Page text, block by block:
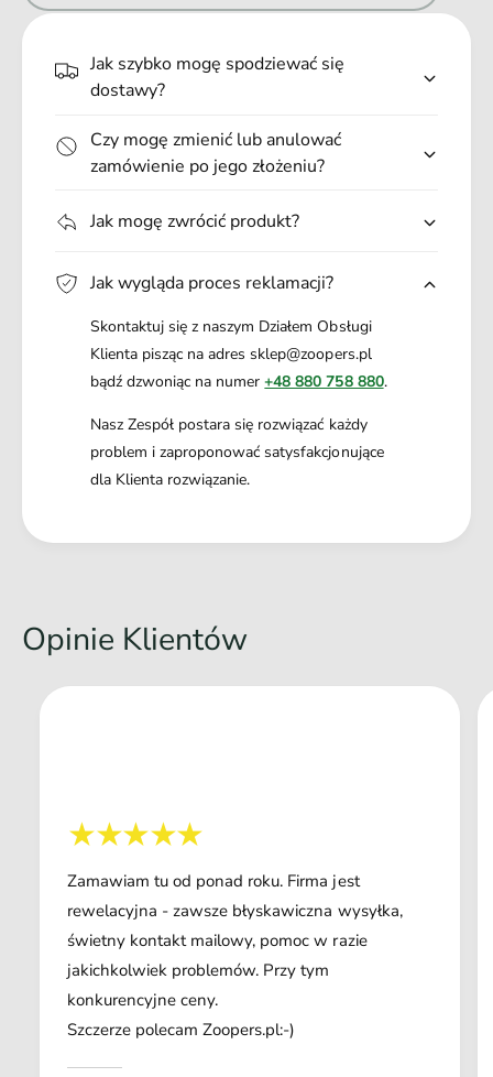
z
m
5
m
z
o
5
0
napojami i paszami dla zwierząt. Unikać zanieczyszczenia
zasięgnąć porady lekarza. Zanieczyszczoną skórę przemyć
dużą ilością wody. W razie połknięcia niezwłocznie zasięgnij
Zawiera Permetrynę. Może powodować wystąpienie reakcji
alergicznych.
Jak szybko mogę spodziewać się
dostawy?
Czy mogę zmienić lub anulować
zamówienie po jego złożeniu?
Jak mogę zwrócić produkt?
Jak wygląda proces reklamacji?
Skontaktuj się z naszym Działem Obsługi
Klienta pisząc na adres sklep@zoopers.pl
bądź dzwoniąc na numer+48 880 758 880.
Nasz Zespół postara się rozwiązać każdy
problem i zaproponować satysfakcjonujące
dla Klienta rozwiązanie.
Opinie Klientów
Zamawiam tu od ponad roku. Firma jest
rewelacyjna - zawsze błyskawiczna wysyłka,
świetny kontakt mailowy, pomoc w razie
jakichkolwiek problemów. Przy tym
konkurencyjne ceny.
Szczerze polecam Zoopers.pl:-)